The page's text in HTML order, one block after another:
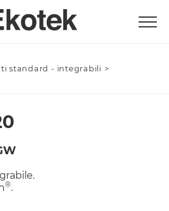
standard - integrabili >
®.